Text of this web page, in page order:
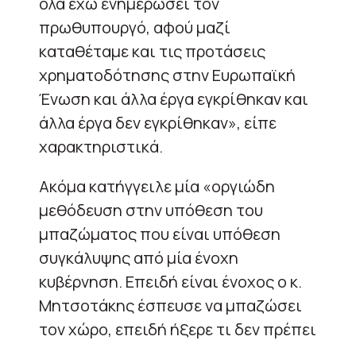
πρωθυπουργό, αφού μαζί
καταθέταμε και τις προτάσεις
χρηματοδότησης στην Ευρωπαϊκή
Ένωση και άλλα έργα εγκρίθηκαν και
άλλα έργα δεν εγκρίθηκαν», είπε
χαρακτηριστικά.
Ακόμα κατήγγειλε μία «οργιώδη
μεθόδευση στην υπόθεση του
μπαζώματος που είναι υπόθεση
συγκάλυψης από μία ένοχη
κυβέρνηση. Επειδή είναι ένοχος ο κ.
Μητσοτάκης έσπευσε να μπαζώσει
τον χώρο, επειδή ήξερε τι δεν πρέπει